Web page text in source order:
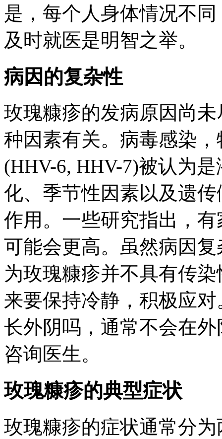
是，每个人身体情况不
及时就医是明智之举。
病因的复杂性
玫瑰糠疹的发病原因尚
种因素有关。病毒感染
(HHV-6, HHV-7)被认为
化、季节性因素以及遗
作用。一些研究指出，
可能会更高。虽然病因
为玫瑰糠疹并不具有传
来要保持冷静，积极应
长外阴吗，通常不会在
咨询医生。
玫瑰糠疹的典型症状
玫瑰糠疹的症状通常分